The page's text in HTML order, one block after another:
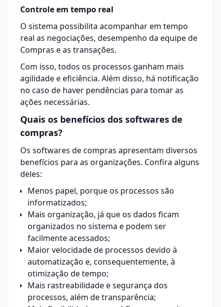
Controle em tempo real
O sistema possibilita acompanhar em tempo
real as negociações, desempenho da equipe de
Compras e as transações.
Com isso, todos os processos ganham mais
agilidade e eficiência. Além disso, há notificação
no caso de haver pendências para tomar as
ações necessárias.
Quais os benefícios dos softwares de
compras?
Os softwares de compras apresentam diversos
benefícios para as organizações. Confira alguns
deles:
Menos papel, porque os processos são
informatizados;
Mais organização, já que os dados ficam
organizados no sistema e podem ser
facilmente acessados;
Maior velocidade de processos devido à
automatização e, consequentemente, à
otimização de tempo;
Mais rastreabilidade e segurança dos
processos, além de transparência;